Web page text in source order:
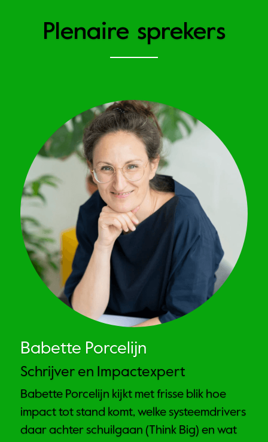
Plenaire sprekers
Babette Porcelijn
Schrijver en Impactexpert
Babette Porcelijn kijkt met frisse blik hoe
impact tot stand komt, welke systeemdrivers
daar achter schuilgaan (Think Big) en wat